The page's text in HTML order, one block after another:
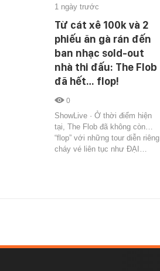
1 ngày trước
Từ cát xê 100k và 2
phiếu ăn gà rán đến
ban nhạc sold-out
nhà thi đấu: The Flob
đã hết… flop!
0
ShowLive · Ở thời điểm hiện
tại, The Flob đã không còn…
“flop” với những tour diễn riêng
cháy vé liên tục như ĐẠI…